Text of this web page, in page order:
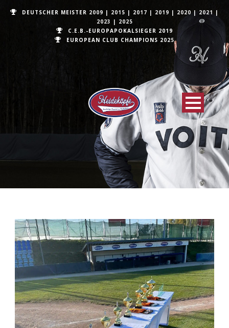
DEUTSCHER MEISTER 2009 | 2015 | 2017 | 2019 | 2020 | 2021 |
2023 | 2025
C.E.B.-EUROPAPOKALSIEGER 2019
EUROPEAN CLUB CHAMPIONS 2025